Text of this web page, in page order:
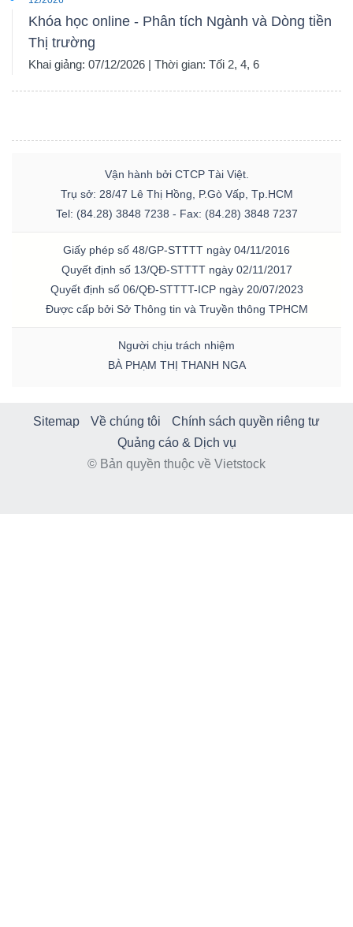
Khóa học online - Phân tích Ngành và Dòng tiền
Thị trường
Khai giảng: 07/12/2026 | Thời gian: Tối 2, 4, 6
Vận hành bởi CTCP Tài Việt.
Trụ sở: 28/47 Lê Thị Hồng, P.Gò Vấp, Tp.HCM
Tel: (84.28) 3848 7238 - Fax: (84.28) 3848 7237
Giấy phép số 48/GP-STTTT ngày 04/11/2016
Quyết định số 13/QĐ-STTTT ngày 02/11/2017
Quyết định số 06/QĐ-STTTT-ICP ngày 20/07/2023
Được cấp bởi Sở Thông tin và Truyền thông TPHCM
Người chịu trách nhiệm
BÀ PHẠM THỊ THANH NGA
Sitemap Về chúng tôi
Chính sách quyền riêng tư
Quảng cáo & Dịch vụ
© Bản quyền thuộc về Vietstock